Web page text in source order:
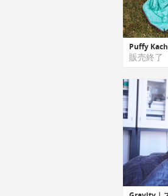
販売終了